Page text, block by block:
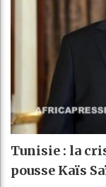
Tunisie : la
pousse Kaïs